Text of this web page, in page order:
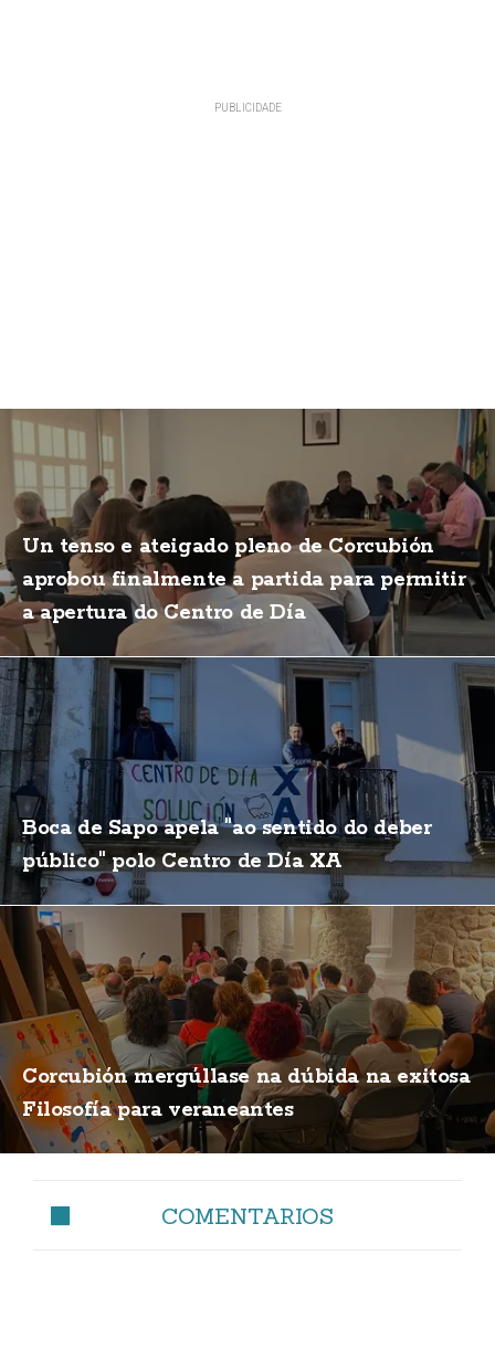
Un tenso e ateigado pleno de Corcubión
aprobou finalmente a partida para permitir
a apertura do Centro de Día
Boca de Sapo apela "ao sentido do deber
público" polo Centro de Día XA
Corcubión mergúllase na dúbida na exitosa
Filosofía para veraneantes
COMENTARIOS